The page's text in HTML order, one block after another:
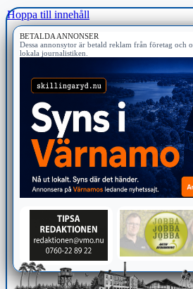
Hoppa till innehåll
BETALDA ANNONSER
Dessa annonsytor är betald reklam från företag och
lokala journalistiken.